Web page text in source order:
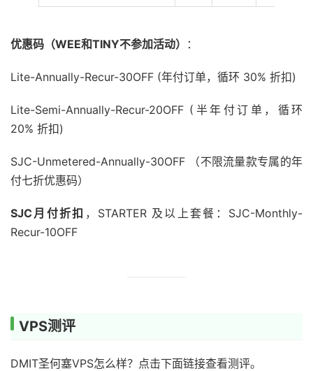
优惠码（WEE和TINY不参加活动） ：
Lite-Annually-Recur-30OFF (年付订单，循环 30% 折扣)
Lite-Semi-Annually-Recur-20OFF (半年付订单，循环
20% 折扣)
SJC-Unmetered-Annually-30OFF （不限流量款专属的年
付七折优惠码）
SJC月付折扣 ，STARTER 及以上套餐：SJC-Monthly-
Recur-10OFF
VPS测评
DMIT圣何塞VPS怎么样？点击下面链接查看测评。